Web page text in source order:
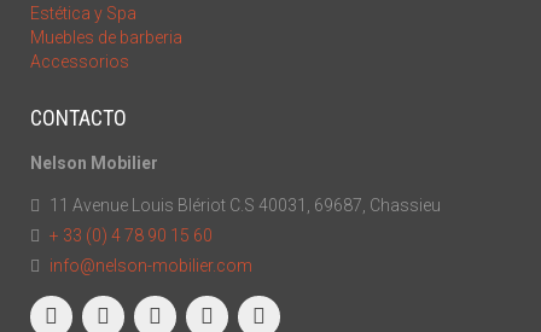
Estética y Spa
Muebles de barberia
Accessorios
CONTACTO
Nelson Mobilier
11 Avenue Louis Blériot C.S 40031, 69687, Chassieu
+ 33 (0) 4 78 90 15 60
info@nelson-mobilier.com